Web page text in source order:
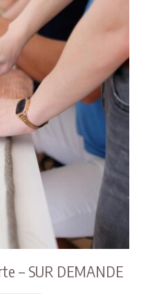
– SUR DEMANDE